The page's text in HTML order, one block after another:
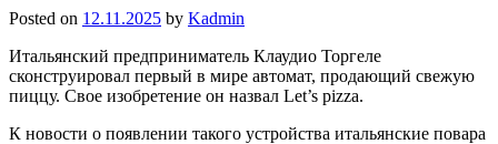
Posted on 12.11.2025 by Kadmin
Итальянский предприниматель Клаудио Торгеле
сконструировал первый в мире автомат, продающий свежую
пиццу. Свое изобретение он назвал Let’s pizza.
К новости о появлении такого устройства итальянские повара